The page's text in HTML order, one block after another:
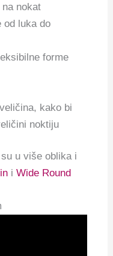
nokat
od luka do
forme
kako bi
noktiju
u više oblika i
iWide Round